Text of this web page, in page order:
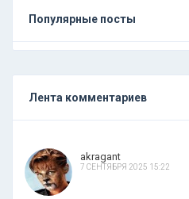
Популярные посты
Лента комментариев
akragant
7 СЕНТЯБРЯ 2025 15:22